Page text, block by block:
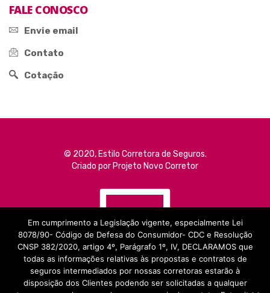
FALE CONOSCO
Envie email
Contato
Cotação
© 2020, Estilo Corretora de Seguros.
Criado por Projeto Novo Corretor
Em cumprimento a Legislação vigente, especialmente Lei
8078/90- Código de Defesa do Consumidor- CDC e Resolução
CNSP 382/2020, artigo 4º, Parágrafo 1º, IV, DECLARAMOS que
todas as informações relativas às propostas e contratos de
seguros intermediados por nossas corretoras estarão à
disposição dos Clientes podendo ser solicitadas a qualquer